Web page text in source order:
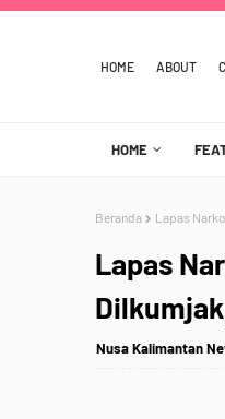
HOME ABOUT
HOME
Beranda Lapas
Lapas
Nusa Kalimantan